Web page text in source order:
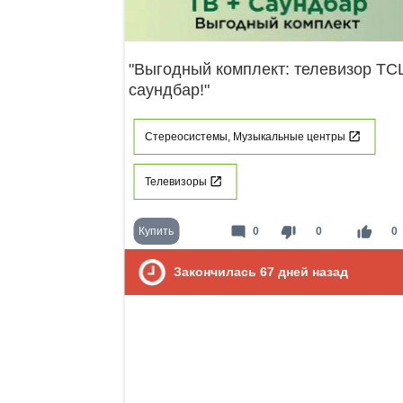
"Выгодный комплект: телевизор
саундбар!"
Стереосистемы, Музыкальные центры
Телевизоры
Купить thumb_down 0 thumb_up 0
mode_comment 0
Закончилась 67 дней назад